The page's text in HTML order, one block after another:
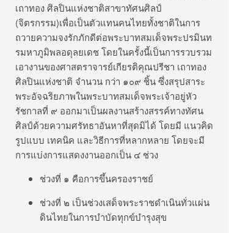
เถาทอง ศิลปินแห่งชาติสาขาทัศนศิลป์
(จิตรกรรม)เพื่อเป็นตัวแทนคนไทยทั้งชาติในการ
ถวายความจงรักภักดีต่อพระบาทสมเด็จพระปรมินท
รมหาภูมิพลอดุลยเดช โดยในครั้งนี้เป็นการรวบรวม
เอางานของศาสตราจารย์เกียรติคุณปรีชา เถาทอง
ศิลปินแห่งชาติ จำนวน กว่า ๑๐๙ ชิ้น ซึ่งสรุปสาระ
พระอัจฉริยภาพในพระบาทสมเด็จพระเจ้าอยู่หัว
รัชกาลที่ ๙ ออกมาเป็นผลงานสร้างสรรค์ทางทัศน
ศิลป์ด้วยความศรัทธาอันหาที่สุดมิได้ โดยมี แนวคิด
รูปแบบ เทคนิค และวิธีการที่หลากหลาย โดยจะมี
การแบ่งการแสดงงานออกเป็น ๔ ช่วง
ช่วงที่ ๑ คือการขึ้นครองราชย์
ช่วงที่ ๒ เป็นช่วงเสด็จพระราชดำเนินทั่วแผ่น
ดินไทยในการบำบัดทุกข์บำรุงสุข